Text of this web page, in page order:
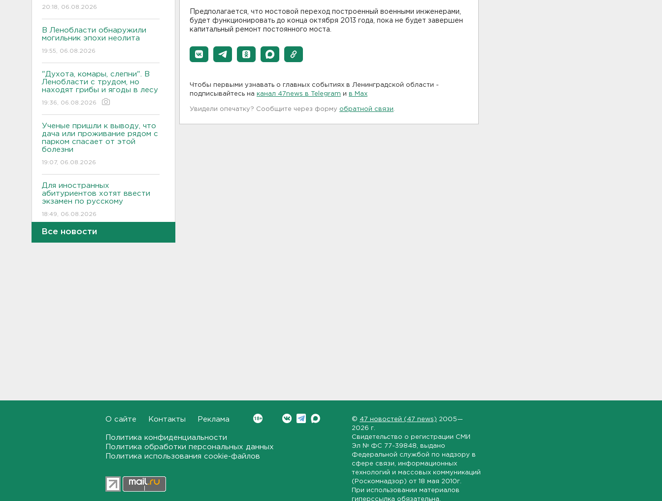
20:18, 06.08.2026
В Ленобласти обнаружили
могильник эпохи неолита
19:55, 06.08.2026
"Духота, комары, слепни". В
Ленобласти с трудом, но
находят грибы и ягоды в лесу
19:36, 06.08.2026
Ученые пришли к выводу, что
дача или проживание рядом с
парком спасает от этой
болезни
19:07, 06.08.2026
Для иностранных
абитуриентов хотят ввести
экзамен по русскому
18:49, 06.08.2026
На "Сортавалу" съехались
Отрабатывали легенду о
В пятницу вузы публикуют
Все новости
Предполагается, что мостовой переход построенный военными инженерами,
будет функционировать до конца октября 2013 года, пока не будет завершен
капитальный ремонт постоянного моста.
Чтобы первыми узнавать о главных событиях в Ленинградской области -
подписывайтесь на канал 47news в Telegram и в Maх
Увидели опечатку? Сообщите через форму обратной связи
О сайте Контакты Реклама
Политика конфиденциальности
Политика обработки персональных данных
Политика использования cookie-файлов
© 47 новостей (47 news) 2005—
2026 г.
Свидетельство о регистрации СМИ
Эл № ФС 77-39848 , выдано
Федеральной службой по надзору в
сфере связи, информационных
технологий и массовых коммуникаций
(Роскомнадзор) от 18 мая 2010г.
При использовании материалов
гиперссылка обязательна.